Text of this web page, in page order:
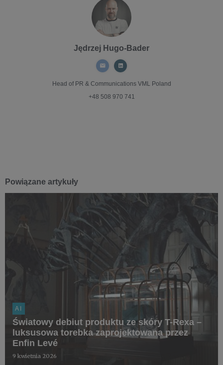
Jędrzej Hugo-Bader
Head of PR & CommunicationsVML Poland
+48 508 970 741
Powiązane artykuły
AI
Światowy debiut produktu ze skóry T-Rexa –
luksusowa torebka zaprojektowana przez
Enfin Levé
9 kwietnia 2026